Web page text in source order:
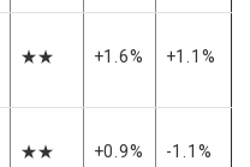
★★ +1.6% +1.1%
★★ +0.9% -1.1%